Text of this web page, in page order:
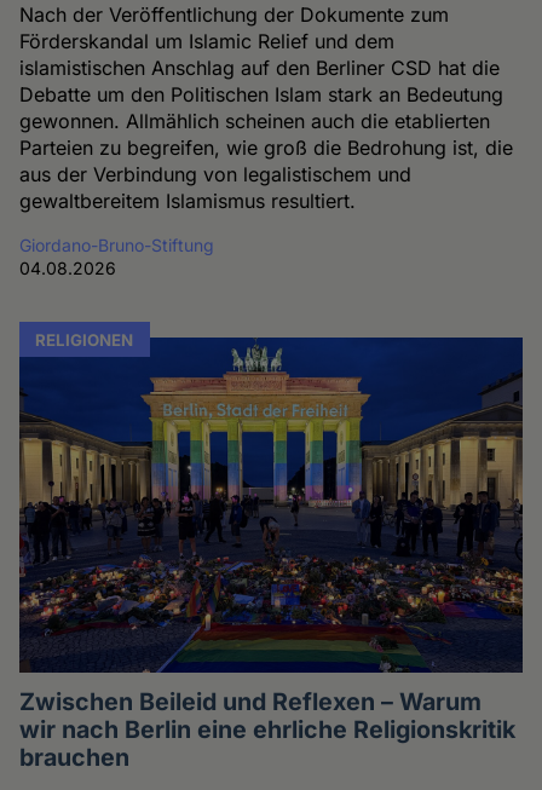
Nach der Veröffentlichung der Dokumente zum
Förderskandal um Islamic Relief und dem
islamistischen Anschlag auf den Berliner CSD hat die
Debatte um den Politischen Islam stark an Bedeutung
gewonnen. Allmählich scheinen auch die etablierten
Parteien zu begreifen, wie groß die Bedrohung ist, die
aus der Verbindung von legalistischem und
gewaltbereitem Islamismus resultiert.
Giordano-Bruno-Stiftung
04.08.2026
RELIGIONEN
Zwischen Beileid und Reflexen – Warum
wir nach Berlin eine ehrliche Religionskritik
brauchen